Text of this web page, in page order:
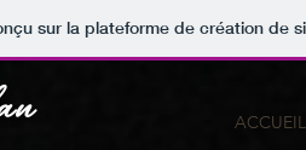
sur la plateforme de création de
ACCUEIL